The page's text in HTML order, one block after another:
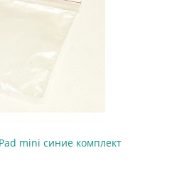
mini синие комплект